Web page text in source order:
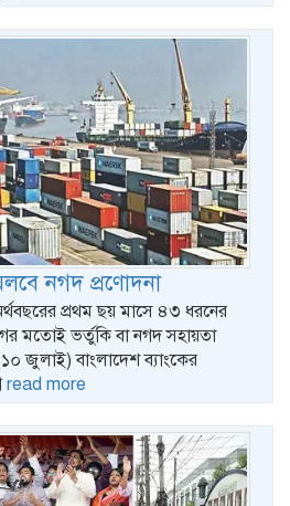
নগদ প্রণোদনা
প্রথম ছয় মাসে ৪৩ ধরনের
মতোই ভর্তুকি বা নগদ সহায়তা
জুলাই) বাংলাদেশ ব্যাংকের
read more